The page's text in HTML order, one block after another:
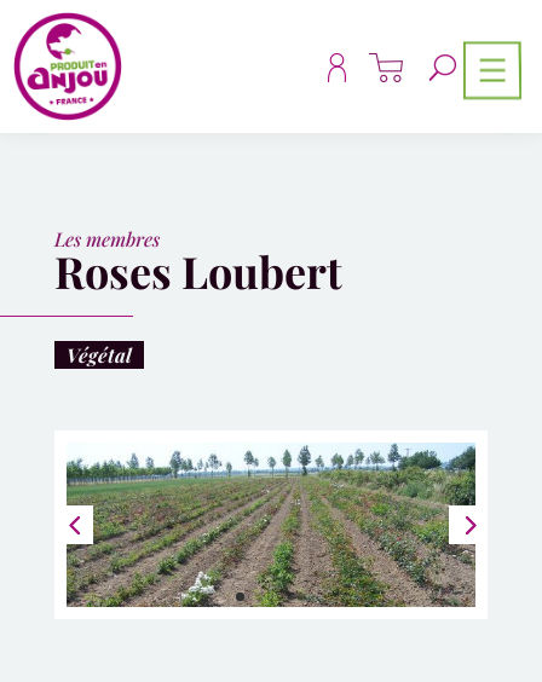
Les membres
Roses Loubert
Végétal
Panneau de gestion des cookies